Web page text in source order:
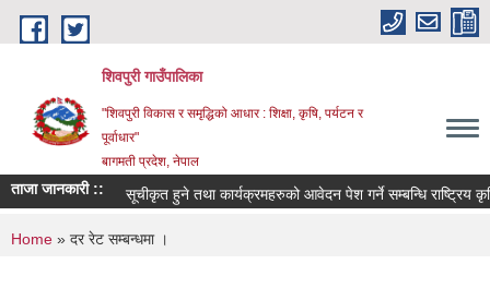
Skip to main content
शिवपुरी गाउँपालिका
"शिवपुरी विकास र समृद्धिको आधार : शिक्षा, कृषि, पर्यटन र
पूर्वाधार"
बागमती प्रदेश, नेपाल
ताजा जानकारी ::सूचीकृत हुने तथा कार्यक्रमहरुको आवेदन पेश गर्ने सम्बन्धि राष्ट्रिय कृषि
You are here
Home » दर रेट सम्बन्धमा ।